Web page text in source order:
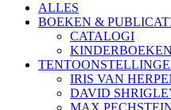
ALLES
BOEKEN &
CATALOGI
KINDERBOEKEN
IRIS VAN
DAVID
MAX